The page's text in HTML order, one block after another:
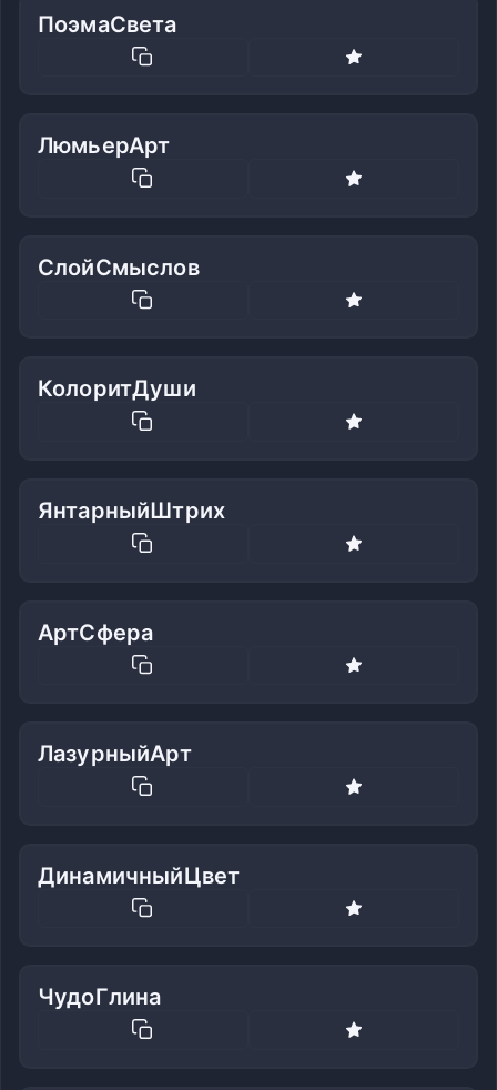
ПоэмаСвета
ЛюмьерАрт
СлойСмыслов
КолоритДуши
ЯнтарныйШтрих
АртСфера
ЛазурныйАрт
ДинамичныйЦвет
ЧудоГлина